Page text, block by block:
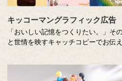
キッコーマングラフィック広告
「おいしい記憶をつくりたい。」そ
と世情を映すキャッチコピーでお伝
品について、寄せてくださったコメ